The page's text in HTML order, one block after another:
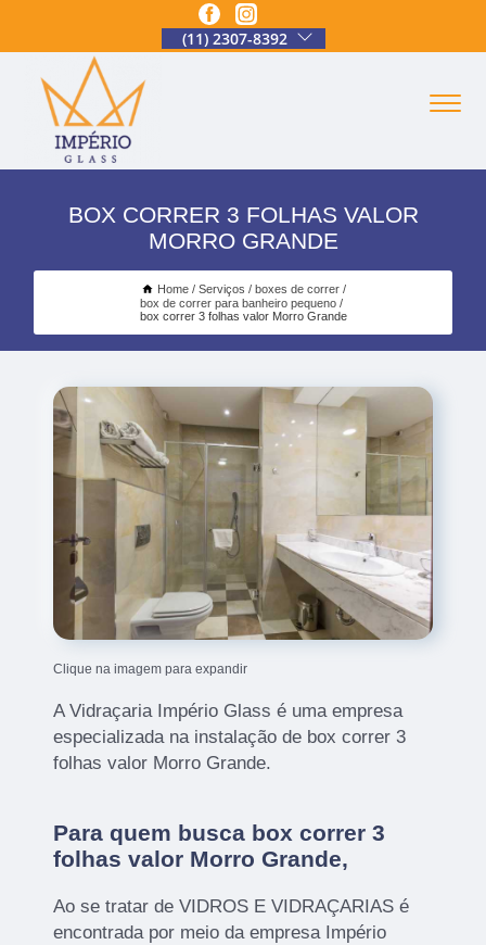
(11) 2307-8392
BOX CORRER 3 FOLHAS VALOR
MORRO GRANDE
Home Serviços
boxes de correr
box de correr para banheiro pequeno
box correr 3 folhas valor Morro Grande
Clique na imagem para expandir
A Vidraçaria Império Glass é uma empresa
especializada na instalação de box correr 3
folhas valor Morro Grande.
Para quem busca box correr 3
folhas valor Morro Grande,
Ao se tratar de VIDROS E VIDRAÇARIAS é
encontrada por meio da empresa Império